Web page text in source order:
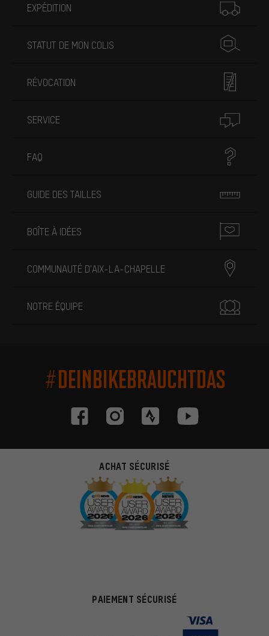
EXPÉDITION
STATUT DE MON COLIS
RÉVOCATION
SERVICE
FAQ
GUIDE DES TAILLES
BOÎTE À IDÉES
COMMUNAUTÉ D'AIX-LA-CHAPELLE
NOTRE ÉQUIPE
#DEINBIKEBRAUCHTDAS
ACHAT SÉCURISÉ
PAIEMENT SÉCURISÉ